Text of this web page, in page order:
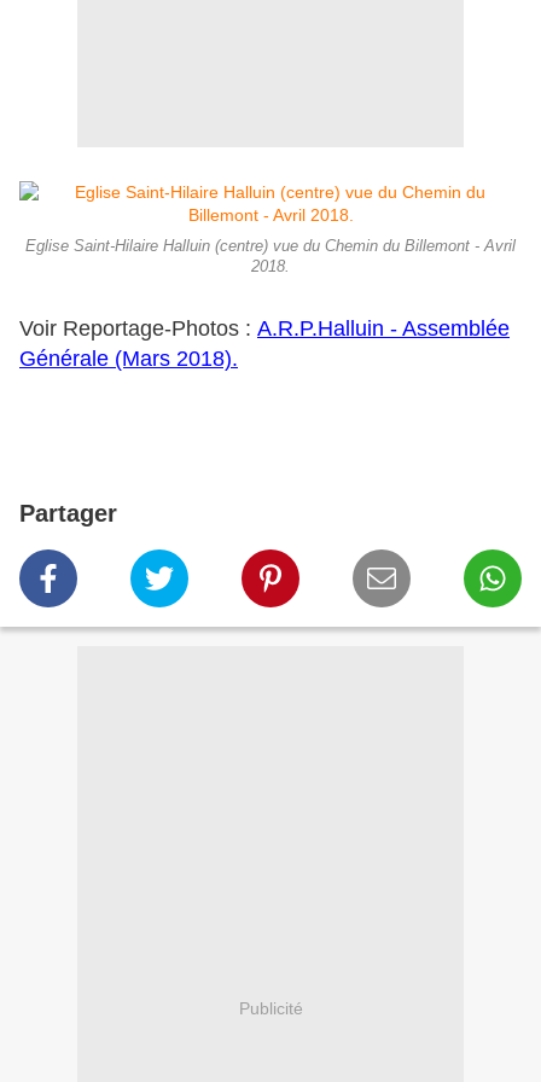
Eglise Saint-Hilaire Halluin (centre) vue du Chemin du Billemont - Avril
2018.
Voir Reportage-Photos : A.R.P.Halluin - Assemblée
Générale (Mars 2018).
Partager
Publicité